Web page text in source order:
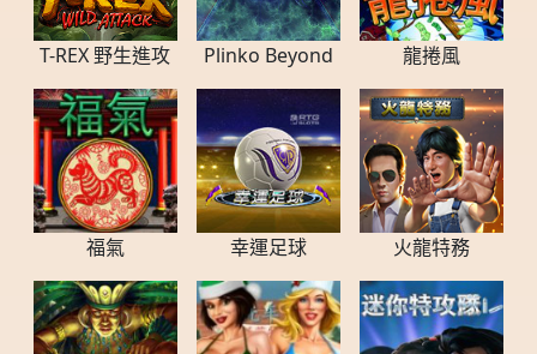
T-REX 野生進攻 Plinko Beyond 龍捲風
福氣 幸運足球 火龍特務